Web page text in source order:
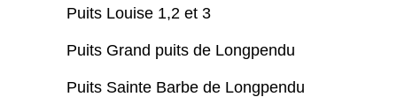
Puits Louise 1,2 et 3
Puits Grand puits de Longpendu
Puits Sainte Barbe de Longpendu